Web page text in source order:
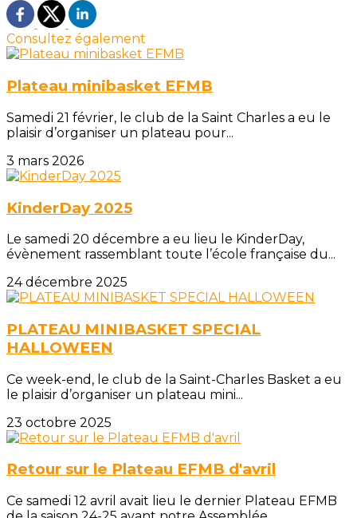
Consultez également
Plateau minibasket EFMB
Samedi 21 février, le club de la Saint Charles a eu le
plaisir d’organiser un plateau pour...
3 mars 2026
KinderDay 2025
Le samedi 20 décembre a eu lieu le KinderDay,
évènement rassemblant toute l’école française du...
24 décembre 2025
PLATEAU MINIBASKET SPECIAL
HALLOWEEN
Ce week-end, le club de la Saint-Charles Basket a eu
le plaisir d’organiser un plateau mini...
23 octobre 2025
Retour sur le Plateau EFMB d'avril
Ce samedi 12 avril avait lieu le dernier Plateau EFMB